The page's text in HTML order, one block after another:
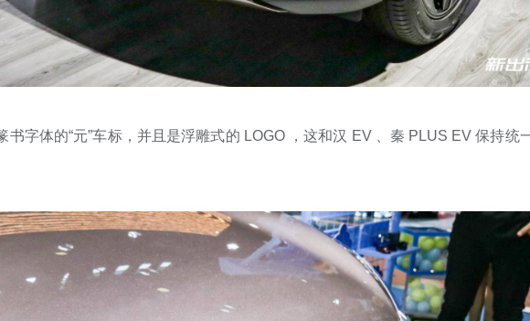
书字体的“元”车标，并且是浮雕式的 LOGO ，这和汉 EV 、秦 PLUS EV 保持统